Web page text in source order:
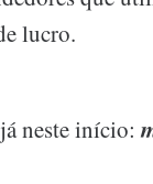
lucro.
neste início: